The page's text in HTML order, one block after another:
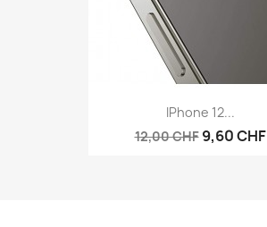
IPhone 12...
12,00 CHF 9,60 CHF